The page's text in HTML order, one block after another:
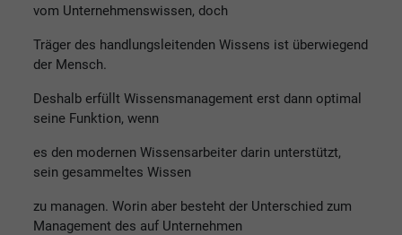
vom Unternehmenswissen, doch
Träger des handlungsleitenden Wissens ist überwiegend
der Mensch.
Deshalb erfüllt Wissensmanagement erst dann optimal
seine Funktion, wenn
es den modernen Wissensarbeiter darin unterstützt,
sein gesammeltes Wissen
zu managen. Worin aber besteht der Unterschied zum
Management des auf Unternehmen